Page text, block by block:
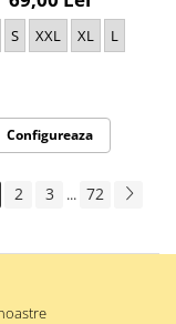
S XXL XL L
Configureaza
2 3 ... 72